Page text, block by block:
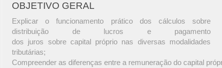
OBJETIVO GERAL
Explicar o funcionamento prático dos cálculos sobre
distribuição de lucros e pagamento
dos juros sobre capital próprio nas diversas modalidades
tributárias;
Compreender as diferenças entre a remuneração do capital